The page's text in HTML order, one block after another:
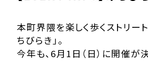
Luz Coffee&Press
ニギロー
BAKER/S
本町界隈を楽しく歩くストリー
ちびらき」。
今年も、6月1日（日）に開催が